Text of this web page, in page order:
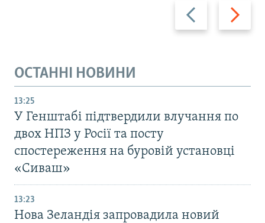
Назад Вперед
ОСТАННІ НОВИНИ
13:25
У Генштабі підтвердили влучання по
двох НПЗ у Росії та посту
спостереження на буровій установці
«Сиваш»
13:23
Нова Зеландія запровадила новий